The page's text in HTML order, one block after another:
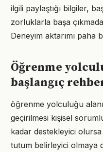
ilgili paylaştığı bilgiler,
zorluklarla başa
Deneyim aktarımı paha
Öğrenme
başlangıç
öğrenme yolculuğu
geçirilmesi kişisel
kadar destekleyici
tutum belirleyici olmaya